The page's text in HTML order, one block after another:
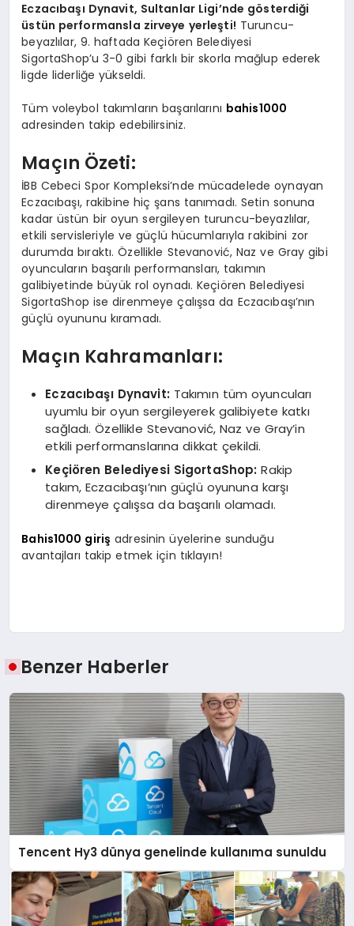
Eczacıbaşı Dynavit, Sultanlar Ligi’nde gösterdiği
üstün performansla zirveye yerleşti! Turuncu-
beyazlılar, 9. haftada Keçiören Belediyesi
SigortaShop’u 3-0 gibi farklı bir skorla mağlup ederek
ligde liderliğe yükseldi.
Tüm voleybol takımların başarılarını bahis1000
adresinden takip edebilirsiniz.
Maçın Özeti:
İBB Cebeci Spor Kompleksi’nde mücadelede oynayan
Eczacıbaşı, rakibine hiç şans tanımadı. Setin sonuna
kadar üstün bir oyun sergileyen turuncu-beyazlılar,
etkili servisleriyle ve güçlü hücumlarıyla rakibini zor
durumda bıraktı. Özellikle Stevanović, Naz ve Gray gibi
oyuncuların başarılı performansları, takımın
galibiyetinde büyük rol oynadı. Keçiören Belediyesi
SigortaShop ise direnmeye çalışsa da Eczacıbaşı’nın
güçlü oyununu kıramadı.
Maçın Kahramanları:
Eczacıbaşı Dynavit: Takımın tüm oyuncuları
uyumlu bir oyun sergileyerek galibiyete katkı
sağladı. Özellikle Stevanović, Naz ve Gray’in
etkili performanslarına dikkat çekildi.
Keçiören Belediyesi SigortaShop: Rakip
takım, Eczacıbaşı’nın güçlü oyununa karşı
direnmeye çalışsa da başarılı olamadı.
Bahis1000 giriş adresinin üyelerine sunduğu
avantajları takip etmek için tıklayın!
Benzer Haberler
Tencent Hy3 dünya genelinde kullanıma sunuldu